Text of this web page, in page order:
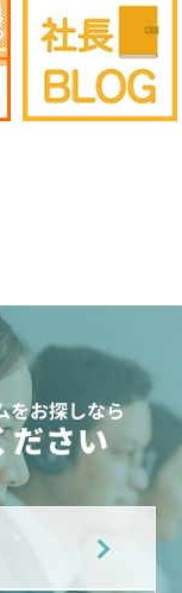
をお探しなら
ださい